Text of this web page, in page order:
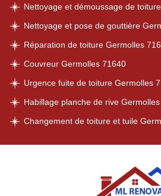
Nettoyage et démoussage de
Nettoyage et pose de gouttière
Réparation de toiture Germolles
Couvreur Germolles 71640
Urgence fuite de toiture Germolles
Habillage planche de rive
Changement de toiture et tuile